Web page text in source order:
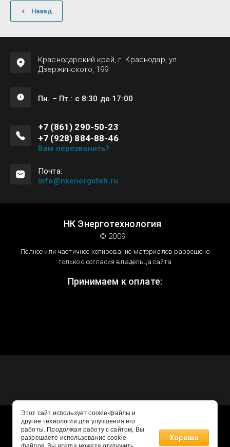
Назад
Краснодарский край, г. Краснодар, ул.
Дзержинского, 199
Пн. – Пт.: с 8:30 до 17:00
+7 (861) 290-50-23
+7 (928) 884-88-46
Вам перезвонить?
Почта:
info@nkenergoteh.ru
НК Энерготехнология
© 2009
Полное или частичное копирование материалов разрешено
только с согласия владельца сайта
Принимаем к оплате:
Этот сайт использует cookie-файлы и
другие технологии для улучшения его
работы. Продолжая работу с сайтом, Вы
разрешаете использование cookie-
Хорошо